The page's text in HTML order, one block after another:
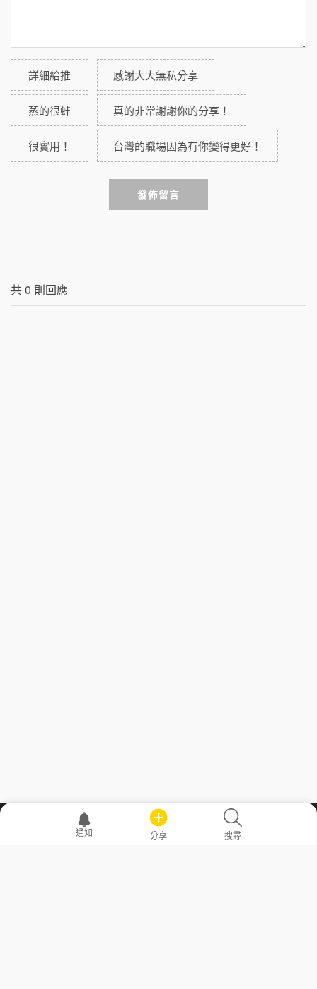
詳細給推 感謝大大無私分享
蒸的很蚌 真的非常謝謝你的分享！
很實用！ 台灣的職場因為有你變得更好！
發佈留言
共0 則回應
職場透明化運動
通知 分享 搜尋